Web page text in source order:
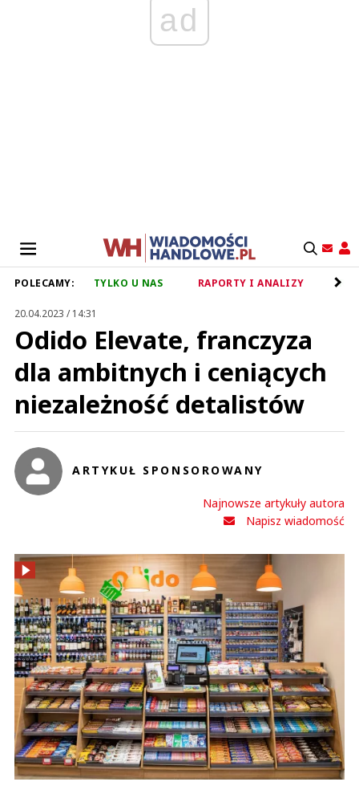
ad
POLECAMY: TYLKO U NAS RAPORTY I ANALIZY
20.04.2023 / 14:31
Odido Elevate, franczyza
dla ambitnych i ceniących
niezależność detalistów
ARTYKUŁ SPONSOROWANY
Najnowsze artykuły autora
Napisz wiadomość